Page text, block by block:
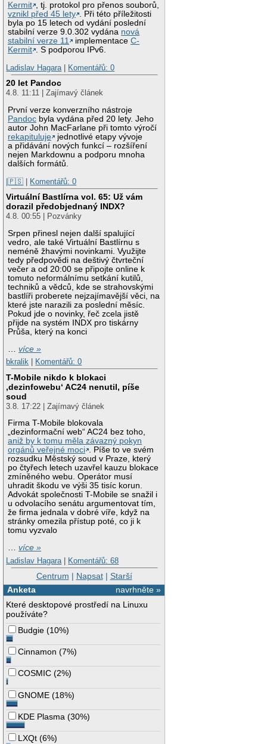
Kermit , tj. protokol pro přenos souborů,
vznikl před 45 lety . Při této příležitosti
byla po 15 letech od vydání poslední
stabilní verze 9.0.302 vydána nová
stabilní verze 11
implementaceC-
Kermit . S podporou IPv6.
Ladislav Hagara | Komentářů: 0
20 let Pandoc
4.8. 11:11 | Zajímavý článek
První verze konverzního nástroje
Pandoc byla vydána před 20 lety. Jeho
autor John MacFarlane při tomto výročí
rekapituluje
jednotlivé etapy vývoje
a přidávání nových funkcí – rozšíření
nejen Markdownu a podporu mnoha
dalších formátů.
|🇵🇸 | Komentářů: 0
Virtuální Bastlírna vol. 65: Už vám
dorazil předobjednaný INDX?
4.8. 00:55 | Pozvánky
Srpen přinesl nejen další spalující
vedro, ale také Virtuální Bastlírnu s
neméně žhavými novinkami. Využijte
tedy předpovědi na deštivý čtvrteční
večer a od 20:00 se připojte online k
tomuto neformálnímu setkání kutilů,
techniků a vědců, kde se strahovskými
bastlíři proberete nejzajímavější věci, na
které jste narazili za poslední měsíc.
Pokud jde o novinky, řeč zcela jistě
přijde na systém INDX pro tiskárny
Průša, který na konci
…více »
bkralik
Komentářů: 0
T-Mobile nikdo k blokaci
‚dezinfowebu‘ AC24 nenutil, píše
soud
3.8. 17:22 | Zajímavý článek
Firma T-Mobile blokovala
„dezinformační web“ AC24 bez toho,
aniž by k tomu měla závazný pokyn
orgánů veřejné moci . Píše to ve svém
rozsudku Městský soud v Praze, který
po čtyřech letech uzavřel kauzu blokace
zmíněného webu. Operátor musí
uhradit škodu ve výši 35 tisíc korun.
Advokát společnosti T-Mobile se snažil i
u odvolacího senátu argumentovat tím,
že firma jednala v dobré víře, když na
stránky omezila přístup poté, co ji k
tomu vyzvalo
…více »
Ladislav Hagara | Komentářů: 68
Centrum | Napsat| Starší
navrhněte »
Anketa
Které desktopové prostředí na Linuxu
používáte?
Budgie (10%)
Cinnamon (7%)
COSMIC (2%)
GNOME (18%)
KDE Plasma (30%)
LXQt (6%)